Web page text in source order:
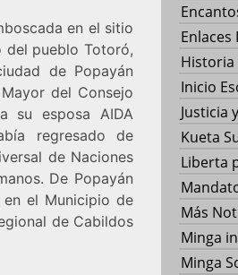
en el sitio
del pueblo Totoró,
de Popayán
del Consejo
su esposa AIDA
regresado de
de Naciones
De Popayán
el Municipio de
de Cabildos
Historia
Inicio
Justicia
Kueta
Liberta
Más
Minga
Minga